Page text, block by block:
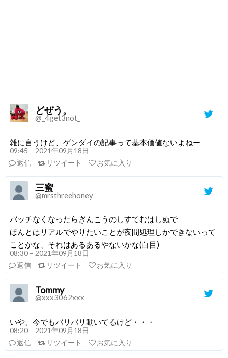
どぜう。
@_4get3not_
雑に言うけど、ゲンダイの記事って基本価値ないよねー
09:45 – 2021年09月18日
返信
リツイート お気に入り
三蜜
@mrsthreehoney
バッチなくなったらぎんこうのしすてむはしぬで
ほんとはリアルでやりたいことが夜間処理しかできないって
ことかな、それはあるあるやないかな(白目)
08:30 – 2021年09月18日
返信
リツイート お気に入り
Tommy
@xxx3062xxx
いや、今でもバリバリ動いてるけど・・・
08:20 – 2021年09月18日
返信
リツイート お気に入り